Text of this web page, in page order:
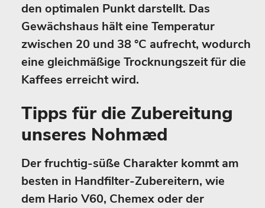
den optimalen Punkt darstellt. Das
Gewächshaus hält eine Temperatur
zwischen 20 und 38 °C aufrecht, wodurch
eine gleichmäßige Trocknungszeit für die
Kaffees erreicht wird.
Tipps für die Zubereitung
unseres Nohmæd
Der fruchtig-süße Charakter kommt am
besten in Handfilter-Zubereitern, wie
dem Hario V60, Chemex oder der